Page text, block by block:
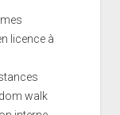
licence à
walk